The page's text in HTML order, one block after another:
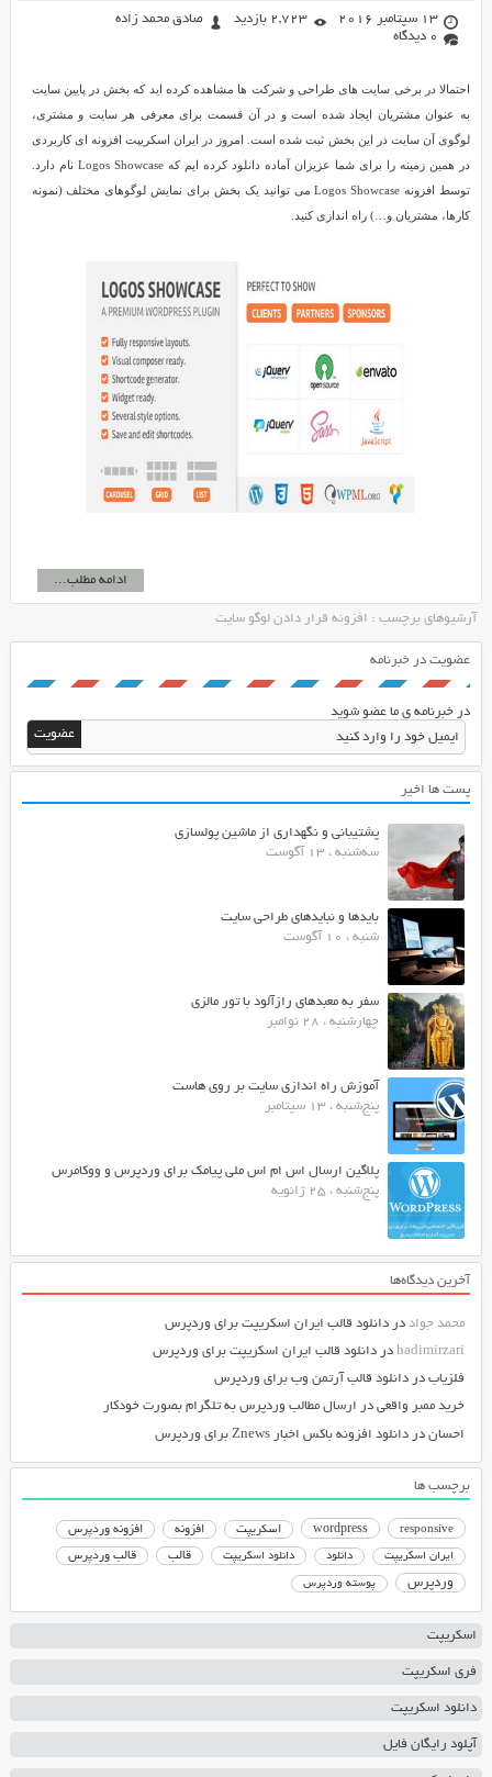
13 سپتامبر 2016 2,723 بازدید
صادق محمد زاده
0 دیدگاه
احتمالا در برخی سایت های طراحی و شرکت ها مشاهده کرده اید که بخش در پایین سایت
به عنوان مشتریان ایجاد شده است و در آن قسمت برای معرفی هر سایت و مشتری،
لوگوی آن سایت در این بخش ثبت شده است. امروز در ایران اسکریپت افزونه ای کاربردی
در همین زمینه را برای شما عزیزان آماده دانلود کرده ایم که Logos Showcase نام دارد.
توسط افزونه Logos Showcase می توانید یک بخش برای نمایش لوگوهای مختلف (نمونه
کارها، مشتریان و…) راه اندازی کنید.
ادامه مطلب...
آرشیوهای برچسب : افزونه قرار دادن لوگو سایت
عضویت در خبرنامه
در خبرنامه ی ما عضو شوید
پست ها اخیر
پشتیبانی و نگهداری از ماشین پولسازی
سه‌شنبه ، 13 آگوست
بایدها و نبایدهای طراحی سایت
شنبه ، 10 آگوست
سفر به معبدهای رازآلود با تور مالزی
چهارشنبه ، 28 نوامبر
آموزش راه اندازی سایت بر روی هاست
پنج‌شنبه ، 13 سپتامبر
پلاگین ارسال اس ام اس ملی پیامک برای وردپرس و ووکامرس
پنج‌شنبه ، 25 ژانویه
آخرین دیدگاه‌ها
محمد جواددر دانلود قالب ایران اسکریپت برای وردپرس
hadimirzariدر دانلود قالب ایران اسکریپت برای وردپرس
فلزیابدر دانلود قالب آرتمن وب برای وردپرس
خرید ممبر واقعیدر ارسال مطالب وردپرس به تلگرام بصورت خودکار
احساندر دانلود افزونه باکس اخبار Znews برای وردپرس
برچسب ها
responsive
wordpress اسکریپت افزونه افزونه وردپرس
ایران اسکریپت دانلود دانلود اسکریپت قالب قالب وردپرس
وردپرس پوسته وردپرس
اسکریپت
فری اسکریپت
دانلود اسکریپت
آپلود رایگان فایل